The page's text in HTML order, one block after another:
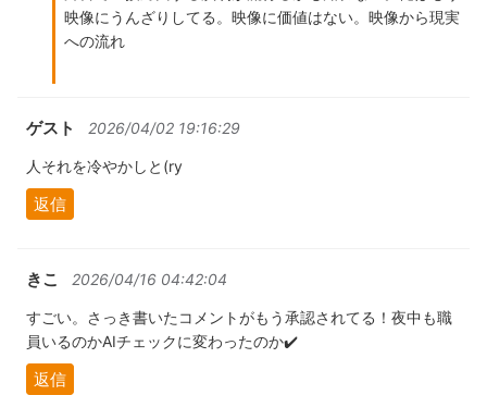
映像にうんざりしてる。映像に価値はない。映像から現実
への流れ
ゲスト 2026/04/02 19:16:29
人それを冷やかしと(ry
返信
きこ 2026/04/16 04:42:04
すごい。さっき書いたコメントがもう承認されてる！夜中も職
員いるのかAIチェックに変わったのか✔️
返信